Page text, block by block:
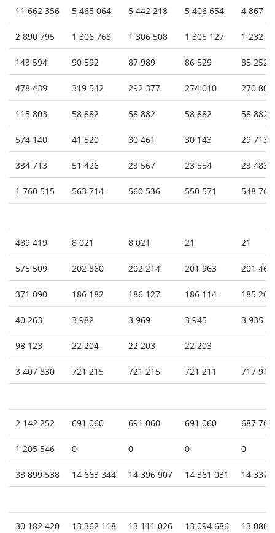
11 662 356 5 465 064 5 442 218 5 406 654 4 867
2 890 795 1 306 768 1 306 508 1 305 127 1 232
143 594 90 592 87 989 86 529 85 252
478 439 319 542 292 377 274 010 270 803
115 803 58 882 58 882 58 882 58 882
574 140 41 520 30 461 30 143 29 713
334 713 51 426 23 567 23 554 23 483
1 760 515 563 714 560 536 550 571 548 766
489 419 8 021 8 021 21 21
575 509 202 860 202 214 201 963 201 467
371 090 186 182 186 127 186 114 185 201
40 263 3 982 3 969 3 945 3 935
98 123 22 204 22 203 22 203
3 407 830 721 215 721 215 721 211 717 910
2 142 252 691 060 691 060 691 060 687 760
1 205 546 0 0 0 0
33 899 538 14 663 344 14 396 907 14 361 031 14 337
30 182 420 13 362 118 13 111 026 13 094 686 13 080